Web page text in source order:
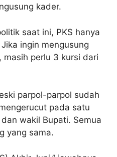
kader.
saat ini, PKS hanya
ingin mengusung
masih perlu 3 kursi dari
parpol-parpol sudah
pada satu
wakil Bupati. Semua
yang sama.